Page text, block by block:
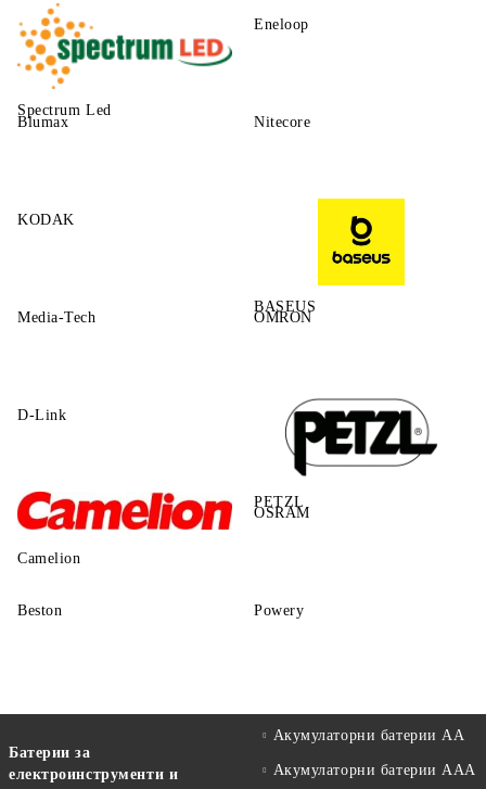
Spectrum Led
Eneloop
Blumax Nitecore
KODAK
BASEUS
Media-Tech OMRON
D-Link
PETZL
Camelion
OSRAM
Beston Powery
Батерии за
електроинструменти и
Акумулаторни батерии АА
Акумулаторни батерии AAA